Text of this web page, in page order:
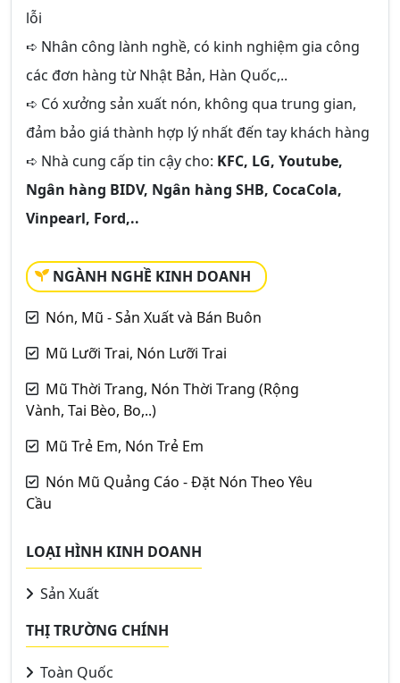
lỗi
➪ Nhân công lành nghề, có kinh nghiệm gia công
các đơn hàng từ Nhật Bản, Hàn Quốc,..
➪ Có xưởng sản xuất nón, không qua trung gian,
đảm bảo giá thành hợp lý nhất đến tay khách hàng
➪ Nhà cung cấp tin cậy cho: KFC, LG, Youtube,
Ngân hàng BIDV, Ngân hàng SHB, CocaCola,
Vinpearl, Ford,..
NGÀNH NGHỀ KINH DOANH
Nón, Mũ - Sản Xuất và Bán Buôn
Mũ Lưỡi Trai, Nón Lưỡi Trai
Mũ Thời Trang, Nón Thời Trang (Rộng
Vành, Tai Bèo, Bo,..)
Mũ Trẻ Em, Nón Trẻ Em
Nón Mũ Quảng Cáo - Đặt Nón Theo Yêu
Cầu
LOẠI HÌNH KINH DOANH
Sản Xuất
THỊ TRƯỜNG CHÍNH
Toàn Quốc